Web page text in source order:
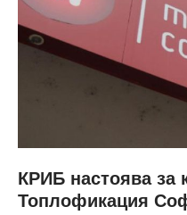
КРИБ настоява за
Топлофикация